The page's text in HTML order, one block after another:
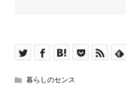
暮らしのセンス